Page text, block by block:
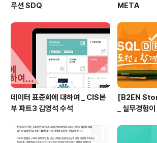
루션 SDQ
META
데이터 표준화에 대하여 _ CIS본
부 파트3 김영석 수석
[B2EN
_ 실무경험